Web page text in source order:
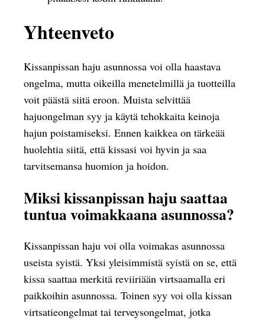
Yhteenveto
Kissanpissan haju asunnossa voi olla haastava
ongelma, mutta oikeilla menetelmillä ja tuotteilla
voit päästä siitä eroon. Muista selvittää
hajuongelman syy ja käytä tehokkaita keinoja
hajun poistamiseksi. Ennen kaikkea on tärkeää
huolehtia siitä, että kissasi voi hyvin ja saa
tarvitsemansa huomion ja hoidon.
Miksi kissanpissan haju saattaa
tuntua voimakkaana asunnossa?
Kissanpissan haju voi olla voimakas asunnossa
useista syistä. Yksi yleisimmistä syistä on se, että
kissa saattaa merkitä reviiriään virtsaamalla eri
paikkoihin asunnossa. Toinen syy voi olla kissan
virtsatieongelmat tai terveysongelmat, jotka